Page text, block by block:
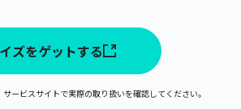
ズをゲットする
ービスサイトで実際の取り扱いを確認してください。